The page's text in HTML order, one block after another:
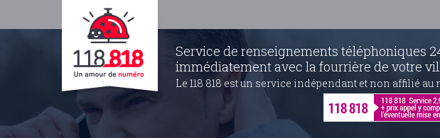
Service de renseignements téléphoniques
immédiatement avec la fourrière de votre
Le 118 818 est un service indépendant et non affilié